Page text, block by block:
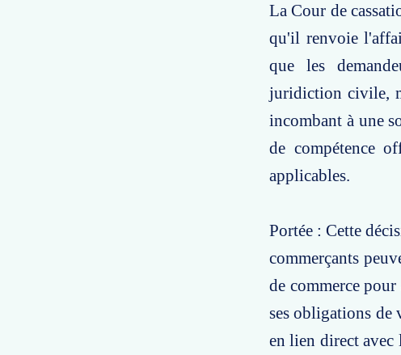
La Cour de
qu'il renvoie
que les
juridiction civile,
incombant à une
de compétence
applicables.
Portée : Cette
commerçants
de commerce
ses obligations de
en lien direct avec